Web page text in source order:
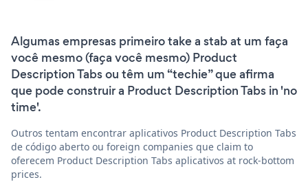
Algumas empresas primeiro take a stab at um faça
você mesmo (faça você mesmo) Product
Description Tabs ou têm um “techie” que afirma
que pode construir a Product Description Tabs in 'no
time'.
Outros tentam encontrar aplicativos Product Description Tabs
de código aberto ou foreign companies que claim to
oferecem Product Description Tabs aplicativos at rock-bottom
prices.